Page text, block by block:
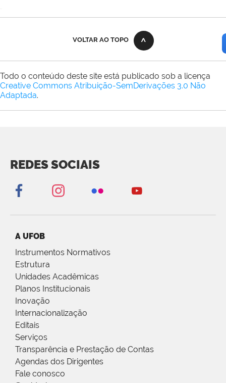
VOLTAR AO TOPO
Todo o conteúdo deste site está publicado sob a licença
Creative Commons Atribuição-SemDerivações 3.0 Não
Adaptada.
REDES SOCIAIS
A UFOB
Instrumentos Normativos
Estrutura
Unidades Acadêmicas
Planos Institucionais
Inovação
Internacionalização
Editais
Serviços
Transparência e Prestação de Contas
Agendas dos Dirigentes
Fale conosco